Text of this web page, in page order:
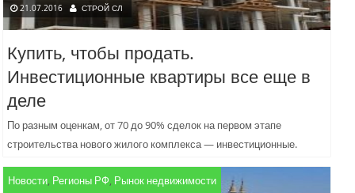
21.07.2016 СТРОЙ СЛ
Купить, чтобы продать.
Инвестиционные квартиры все еще в
деле
По разным оценкам, от 70 до 90% сделок на первом этапе
строительства нового жилого комплекса — инвестиционные.
самых...
Новости, Регионы РФ, Рынок недвижимости